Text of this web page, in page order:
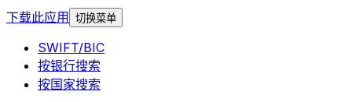
下载此应用
切换菜单
SWIFT/BIC
按银行搜索
按国家搜索